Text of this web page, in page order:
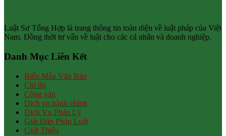
Luật Sư Tổng Hợp là trang thông tin toàn diện về luật pháp của Việt
Nam. Đồng thời tư vấn về luật cho các cá nhân và doanh nghiệp.
Danh Mục Liên Kết
Biểu Mẫu Văn Bản
Chỉ thị
Công văn
Dịch vụ hành chính
Dịch Vụ Pháp Lý
Giải Đáp Pháp Luật
Giới Thiệu